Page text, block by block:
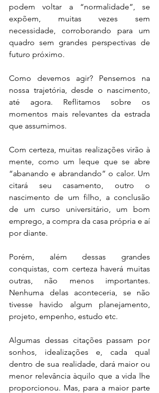
podem voltar a “normalidade”, se
expõem, muitas vezes sem
necessidade, corroborando para um
quadro sem grandes perspectivas de
futuro próximo.
Como devemos agir? Pensemos na
nossa trajetória, desde o nascimento,
até agora. Reflitamos sobre os
momentos mais relevantes da estrada
que assumimos.
Com certeza, muitas realizações virão à
mente, como um leque que se abre
“abanando e abrandando” o calor. Um
citará seu casamento, outro o
nascimento de um filho, a conclusão
de um curso universitário, um bom
emprego, a compra da casa própria e aí
por diante.
Porém, além dessas grandes
conquistas, com certeza haverá muitas
outras, não menos importantes.
Nenhuma delas aconteceria, se não
tivesse havido algum planejamento,
projeto, empenho, estudo etc.
Algumas dessas citações passam por
sonhos, idealizações e, cada qual
dentro de sua realidade, dará maior ou
menor relevância àquilo que a vida lhe
proporcionou. Mas, para a maior parte